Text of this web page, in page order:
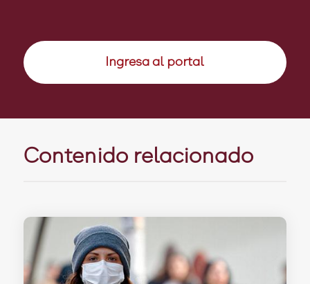
Ingresa al portal
Contenido relacionado